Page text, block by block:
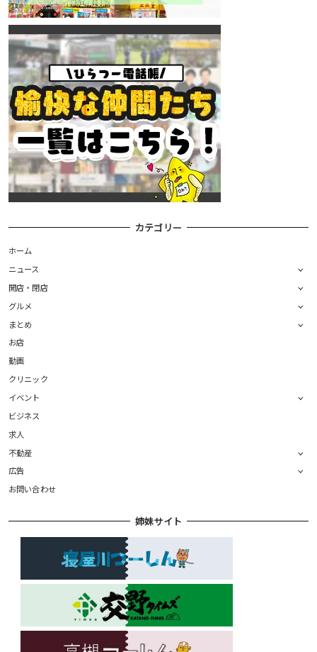
カテゴリー
ホーム
ニュース
開店・閉店
グルメ
まとめ
お店
動画
クリニック
イベント
ビジネス
求人
不動産
広告
お問い合わせ
姉妹サイト